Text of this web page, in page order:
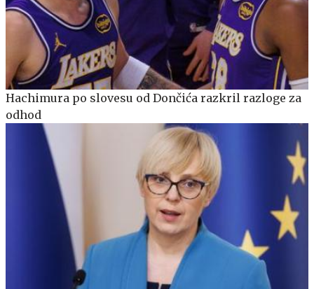
Hachimura po slovesu od Dončića razkril razloge za
odhod